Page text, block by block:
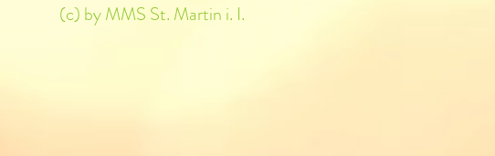
(c) by MMS St. Martin i. I.